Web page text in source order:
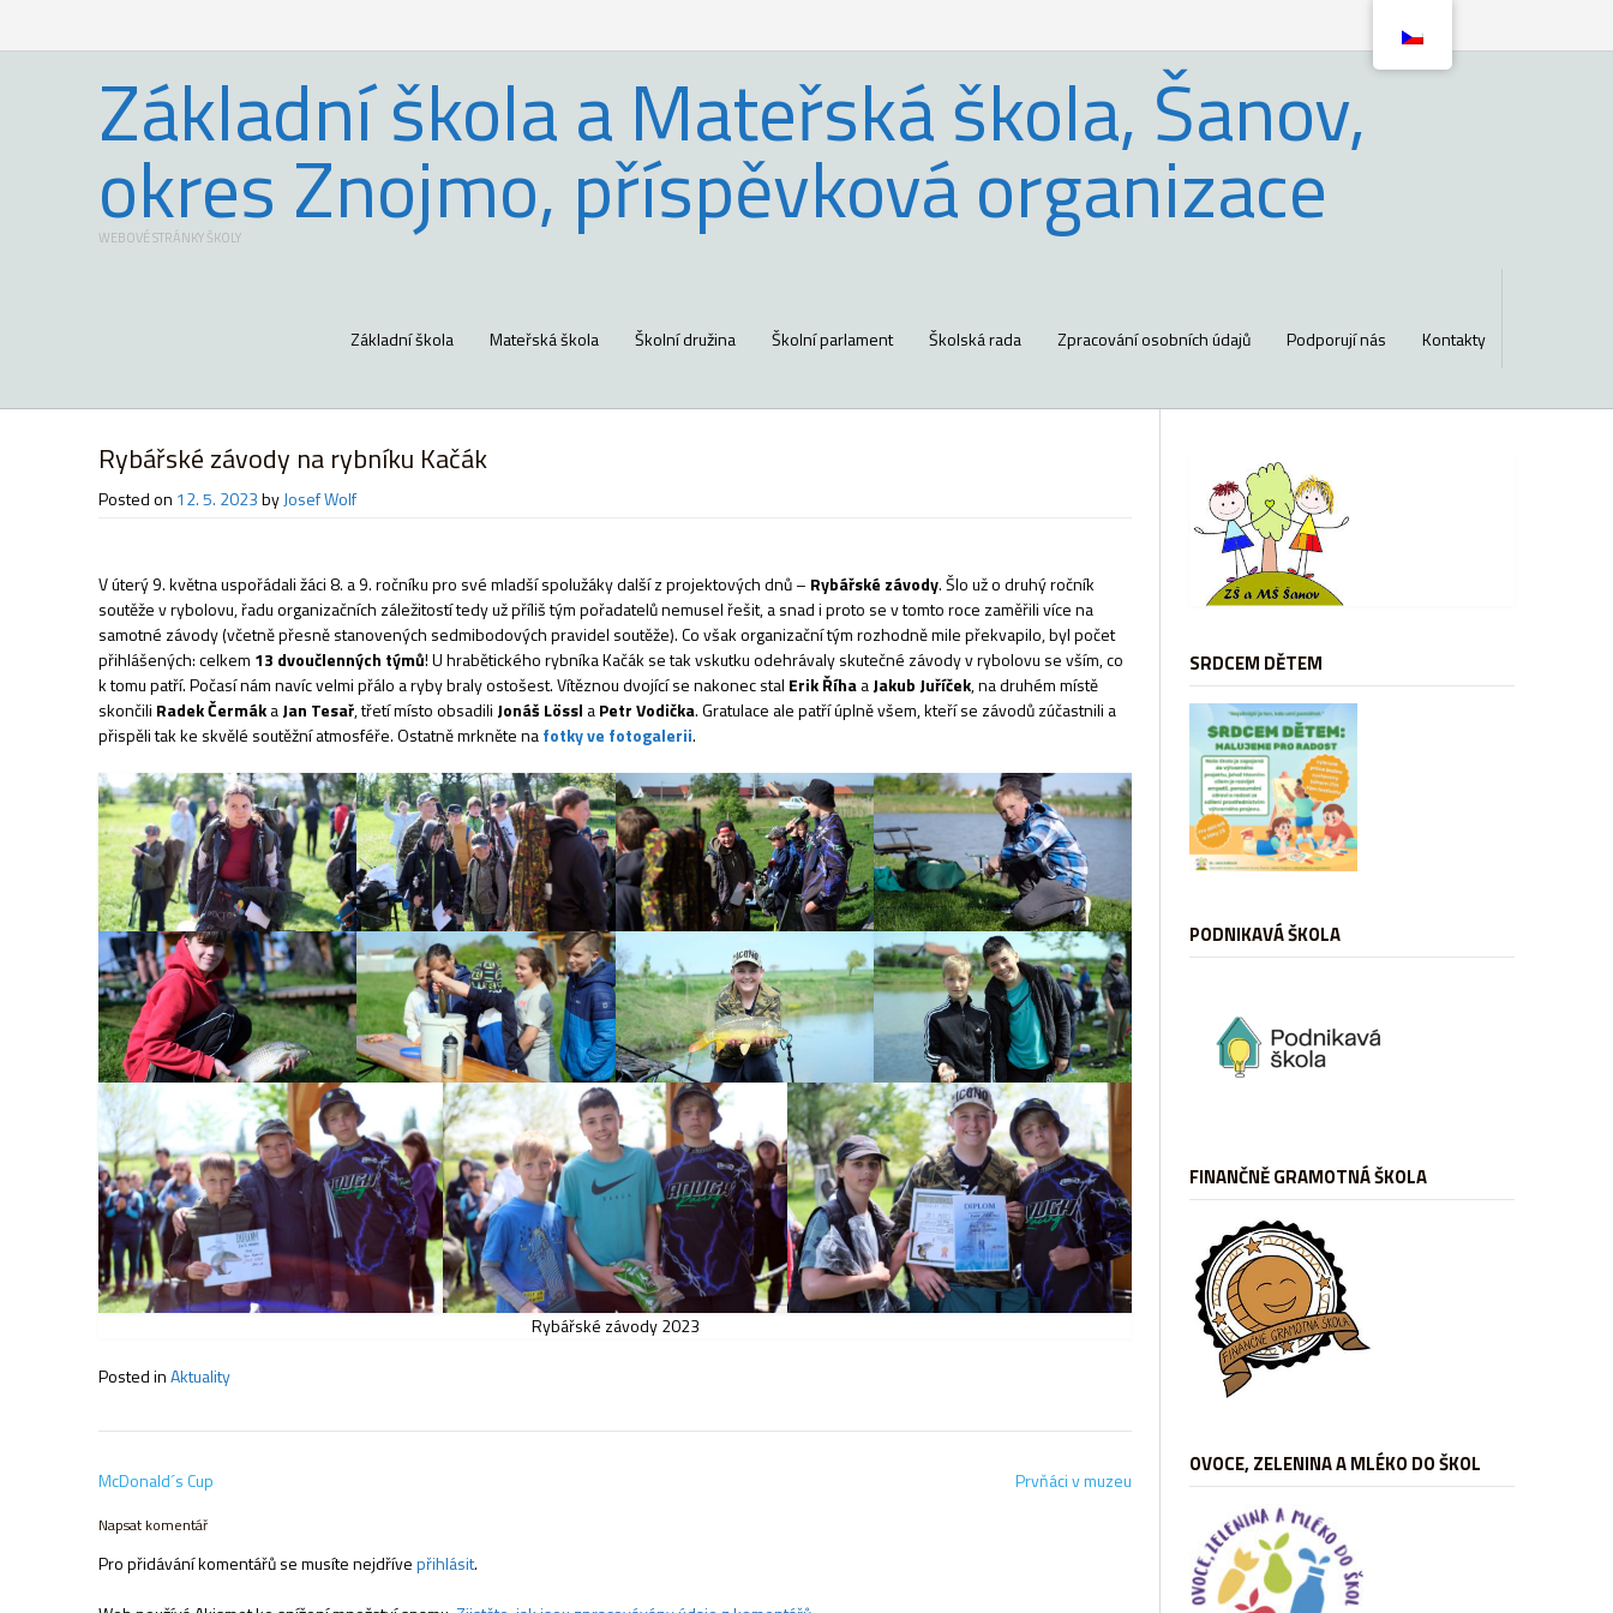
Základní škola a Mateřská škola, Šanov,
okres Znojmo, příspěvková organizace
WEBOVÉ STRÁNKY ŠKOLY
Základní škola Mateřská škola Školní družina Školní parlament Školská rada Zpracování osobních údajů Podporují nás Kontakty
Rybářské závody na rybníku Kačák
Posted on 12. 5. 2023byJosef Wolf
V úterý 9. května uspořádali žáci 8. a 9. ročníku pro své mladší spolužáky další z projektových dnů – Rybářské závody. Šlo už o druhý ročník
soutěže v rybolovu, řadu organizačních záležitostí tedy už příliš tým pořadatelů nemusel řešit, a snad i proto se v tomto roce zaměřili více na
samotné závody (včetně přesně stanovených sedmibodových pravidel soutěže). Co však organizační tým rozhodně mile překvapilo, byl počet
přihlášených: celkem 13 dvoučlenných týmů! U hrabětického rybníka Kačák se tak vskutku odehrávaly skutečné závody v rybolovu se vším, co
k tomu patří. Počasí nám navíc velmi přálo a ryby braly ostošest. Vítěznou dvojící se nakonec stal Erik ŘíhaaJakub Juříček, na druhém místě
skončili Radek ČermákaJan Tesař, třetí místo obsadili Jonáš Lössl aPetr Vodička. Gratulace ale patří úplně všem, kteří se závodů zúčastnili a
přispěli tak ke skvělé soutěžní atmosféře. Ostatně mrkněte nafotky ve fotogalerii.
Rybářské závody 2023
Posted inAktuality
Navigace
příspěvek
McDonald´s Cup Prvňáci v muzeu
Napsat komentář
Pro přidávání komentářů se musíte nejdřívepřihlásit.
SRDCEM DĚTEM
PODNIKAVÁ ŠKOLA
FINANČNĚ GRAMOTNÁ ŠKOLA
OVOCE, ZELENINA A MLÉKO DO ŠKOL